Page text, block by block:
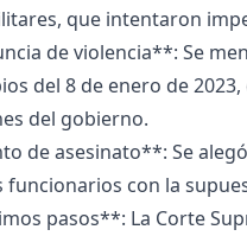
que intentaron
de violencia**: Se
del 8 de enero de
del gobierno.
de asesinato**: Se
funcionarios con la
pasos**: La Corte